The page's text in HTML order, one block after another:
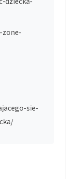
sie-